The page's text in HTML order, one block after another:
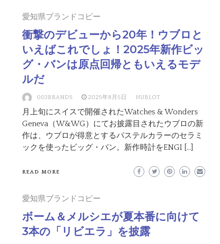
愛知県ブランドコピー
衝撃のデビューから20年！ウブロと
いえばこれでしょ！2025年新作ビッ
グ・バンは原点回帰ともいえるモデ
ルだ
003BRANDS 2025年8月5日 HUBLOT
月上旬にスイスで開催されたWatches & Wonders
Geneva（W&WG）にてお披露目されたウブロの新
作は、ウブロが得意とするパステルカラーのセラミ
ックを使ったビッグ・バン。新作時計をENGI […]
READ MORE
愛知県ブランドコピー
ボーム＆メルシエが夏本番に向けて
3本の「リビエラ」を披露